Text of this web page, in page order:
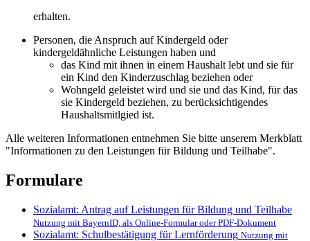
erhalten.
Personen, die Anspruch auf Kindergeld oder
kindergeldähnliche Leistungen haben und
das Kind mit ihnen in einem Haushalt lebt und sie für
ein Kind den Kinderzuschlag beziehen oder
Wohngeld geleistet wird und sie und das Kind, für das
sie Kindergeld beziehen, zu berücksichtigendes
Haushaltsmitlgied ist.
Alle weiteren Informationen entnehmen Sie bitte unserem Merkblatt
"Informationen zu den Leistungen für Bildung und Teilhabe".
Formulare
Sozialamt: Antrag auf Leistungen für Bildung und Teilhabe
Nutzung mit BayernID, als Online-Formular oder PDF-Dokument
Sozialamt: Schulbestätigung für Lernförderung Nutzung mit